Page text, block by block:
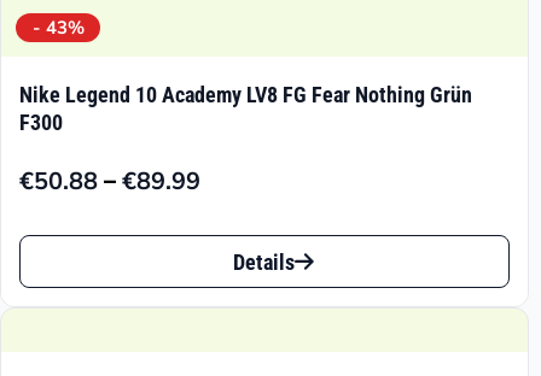
- 43%
Nike Legend 10 Academy LV8 FG Fear Nothing Grün
F300
€50.88–€89.99
Preisspanne:
€50.88
€89.99
Dieses
Produkt
Details